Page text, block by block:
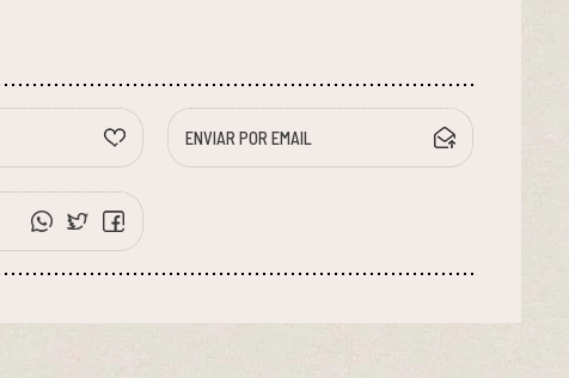
ENVIAR POR EMAIL